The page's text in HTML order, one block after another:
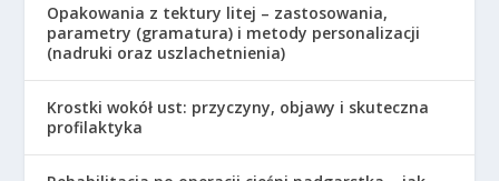
Opakowania z tektury litej – zastosowania,
parametry (gramatura) i metody personalizacji
(nadruki oraz uszlachetnienia)
Krostki wokół ust: przyczyny, objawy i skuteczna
profilaktyka